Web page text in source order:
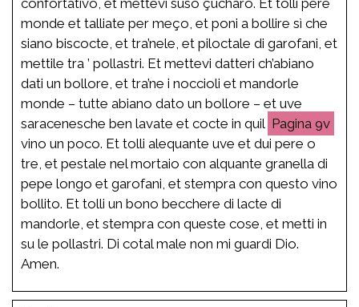
monde et talliate per meço, et poni a bollire sì che
siano biscocte, et tra’nele, et piloctale di garofani, et
mettile tra ’ pollastri. Et mettevi datteri ch’abiano
dati un bollore, et tra’ne i noccioli et mandorle
monde – tutte abiano dato un bollore – et uve
saracenesche ben lavate et cocte in quil
9v
vino un poco. Et tolli alequante uve et dui pere o
tre, et pestale nel mortaio con alquante granella di
pepe longo et garofani, et stempra con questo vino
bollito. Et tolli un bono becchere di lacte di
mandorle, et stempra con queste cose, et metti in
su le pollastri. Di cotal male non mi guardi Dio.
Amen.